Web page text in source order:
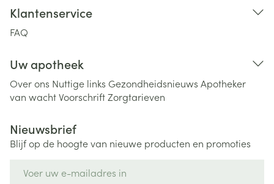
Klantenservice
FAQ
Uw apotheek
Over ons Nuttige links Gezondheidsnieuws Apotheker
van wachtVoorschriftZorgtarieven
Nieuwsbrief
Blijf op de hoogte van nieuwe producten en promoties